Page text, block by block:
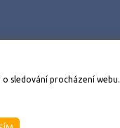
škol
stránky vytvořilo
o sledování procházení webu.